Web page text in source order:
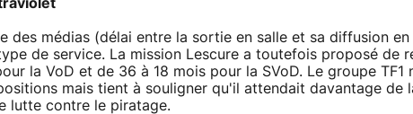
des médias (délai entre la sortie en salle et sa diffusion
de service. La mission Lescure a toutefois proposé de
la VoD et de 36 à 18 mois pour la SVoD. Le groupe TF1
mais tient à souligner qu'il attendait davantage de
lutte contre le piratage.